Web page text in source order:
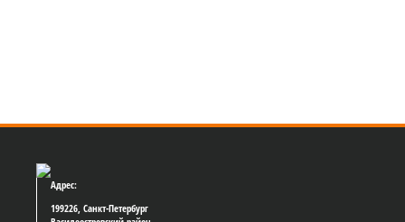
Адрес:
199226, Санкт-Петербург